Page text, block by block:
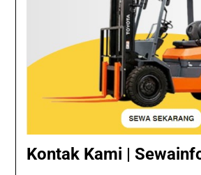
Kontak Kami |